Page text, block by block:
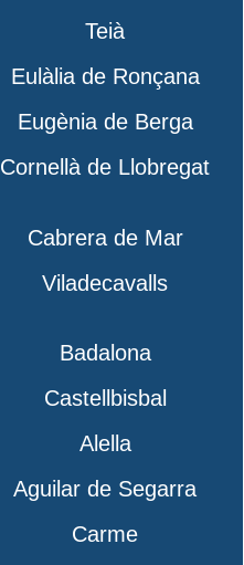
Teià
Eulàlia de Ronçana
Eugènia de Berga
Cornellà de Llobregat
Cabrera de Mar
Viladecavalls
Badalona
Castellbisbal
Alella
Aguilar de Segarra
Carme